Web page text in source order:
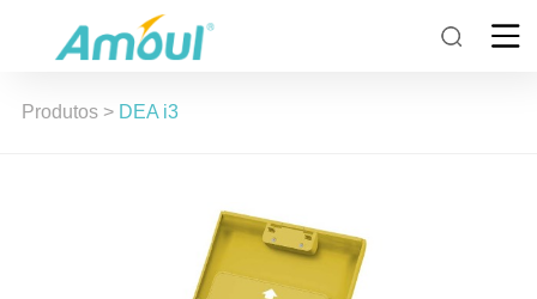
Produtos> DEA i3